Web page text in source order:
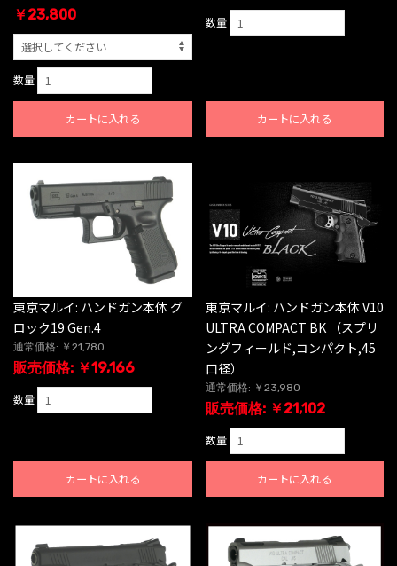
￥23,800
数量
カートに入れる
数量
カートに入れる
東京マルイ: ハンドガン本体 グ
ロック19 Gen.4
通常価格: ￥21,780
販売価格: ￥19,166
数量
カートに入れる
東京マルイ: ハンドガン本体 V10
ULTRA COMPACT BK （スプリ
ングフィールド,コンパクト,45
口径）
通常価格: ￥23,980
販売価格: ￥21,102
数量
カートに入れる